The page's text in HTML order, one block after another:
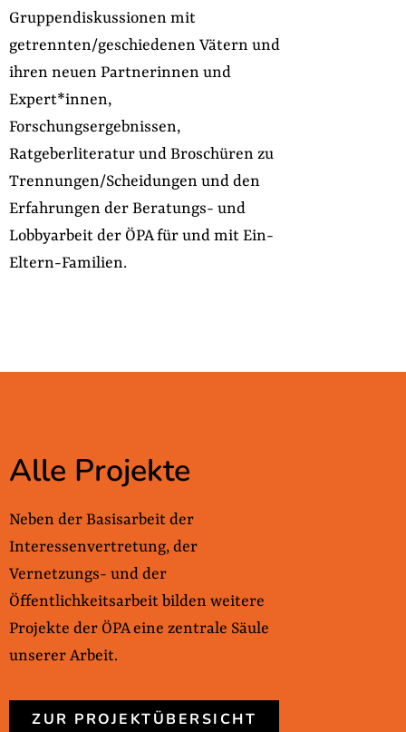
Gruppendiskussionen mit
getrennten/geschiedenen Vätern und
ihren neuen Partnerinnen und
Expert*innen,
Forschungsergebnissen,
Ratgeberliteratur und Broschüren zu
Trennungen/Scheidungen und den
Erfahrungen der Beratungs- und
Lobbyarbeit der ÖPA für und mit Ein-
Eltern-Familien.
Alle Projekte
Neben der Basisarbeit der
Interessenvertretung, der
Vernetzungs- und der
Öffentlichkeitsarbeit bilden weitere
Projekte der ÖPA eine zentrale Säule
unserer Arbeit.
ZUR PROJEKTÜBERSICHT